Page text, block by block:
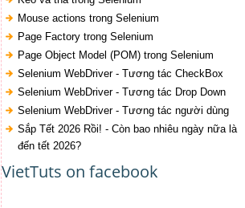
Mouse actions trong Selenium
Page Factory trong Selenium
Page Object Model (POM) trong Selenium
Selenium WebDriver - Tương tác CheckBox
Selenium WebDriver - Tương tác Drop Down
Selenium WebDriver - Tương tác người dùng
Sắp Tết 2026 Rồi! - Còn bao nhiêu ngày nữa là
đến tết 2026?
VietTuts on facebook